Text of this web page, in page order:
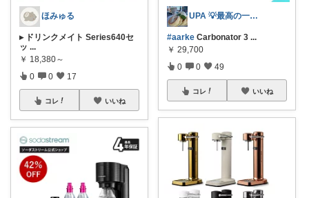
ほみゅる
▸ ドリンクメイト Series640セ
ッ ...
￥ 18,380～
0 0 17
コレ いいね
UPA 💡最高の一日を💡
#aarke Carbonator 3 ...
￥ 29,700
0 0 49
コレ いいね